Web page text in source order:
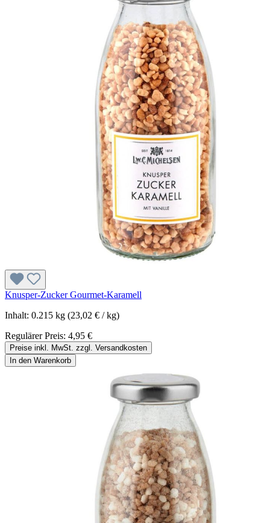
Knusper-Zucker Gourmet-Karamell
Inhalt: 0.215 kg (23,02 € / kg)
Regulärer Preis: 4,95 €
Preise inkl. MwSt. zzgl. Versandkosten
In den Warenkorb